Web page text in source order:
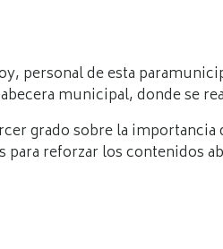
personal de esta
municipal, donde se
grado sobre la
reforzar los contenidos